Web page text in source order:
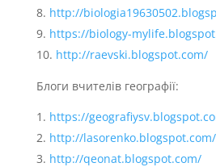
http://
https://biology-
http://raevski.blogspot.com/
Блоги вчителів географії:
https://
http://lasorenko.blogspot.com/
http://qeonat.blogspot.com/